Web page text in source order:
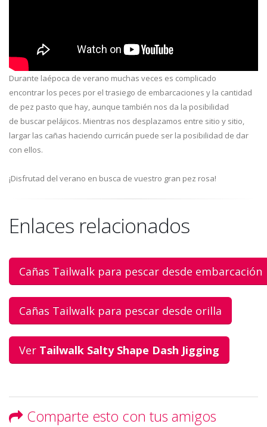
Durante laépoca de verano muchas veces es complicado
encontrar los peces por el trasiego de embarcaciones y la cantidad
de pez pasto que hay, aunque también nos da la posibilidad
de buscar pelájicos. Mientras nos desplazamos entre sitio y sitio,
largar las cañas haciendo curricán puede ser la posibilidad de dar
con ellos.
¡Disfrutad del verano en busca de vuestro gran pez rosa!
Enlaces relacionados
Cañas Tailwalk para pescar desde embarcación
Cañas Tailwalk para pescar desde orilla
Ver Tailwalk Salty Shape Dash Jigging
Comparte esto con tus amigos